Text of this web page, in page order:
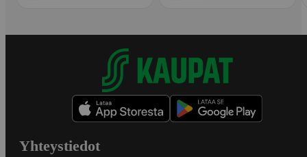
Yhteystiedot